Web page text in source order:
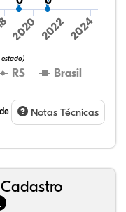
RS Brasil
2020 2022 2024
Notas Técnicas